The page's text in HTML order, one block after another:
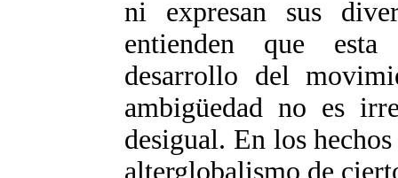
ni expresan sus
entienden que
desarrollo del
ambigüedad no es
desigual. En los
alterglobalismo de